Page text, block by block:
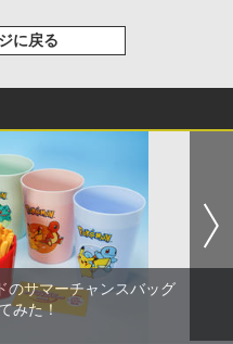
に戻る
のサマーチャンスバッグ
みた！